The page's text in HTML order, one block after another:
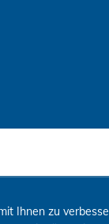
Ihnen zu